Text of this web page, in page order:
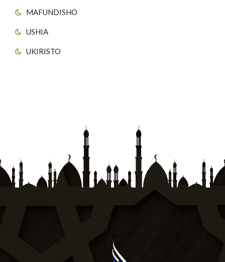
MAFUNDISHO
USHIA
UKIRISTO